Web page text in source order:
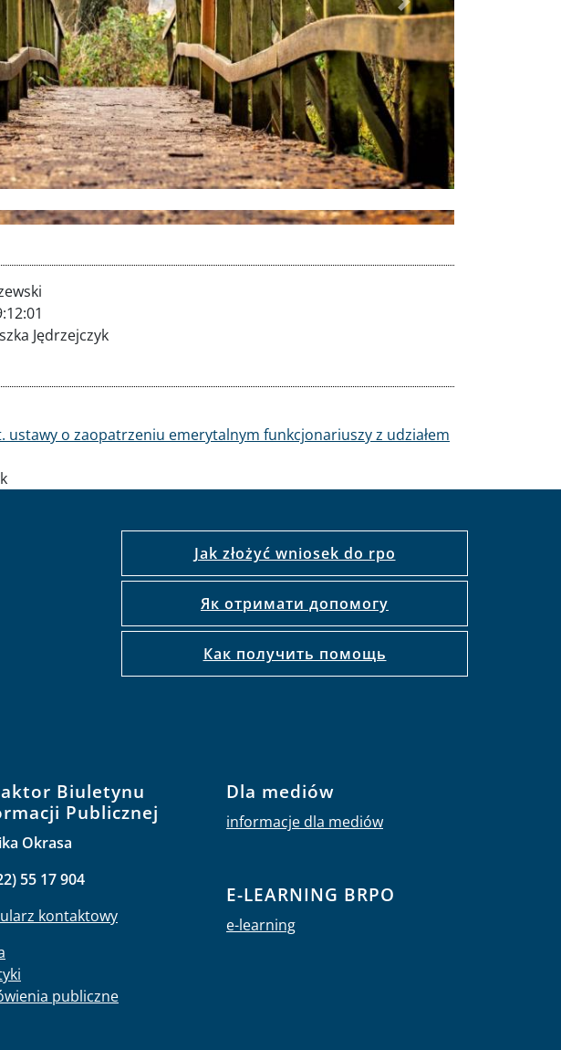
Dalej
Jędrzejczyk
ustawy o zaopatrzeniu emerytalnym funkcjonariuszy z udziałem
Jak złożyć wniosek do rpo
Як отримати допомогу
Как получить помощь
Biuletynu
Publicznej
Okrasa
55 17 904
kontaktowy
publiczne
Dla mediów
informacje dla mediów
E-LEARNING BRPO
e-learning